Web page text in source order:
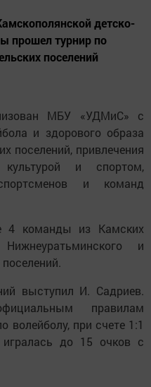
детско-
прошел турнир по
поселений
МБУ «УДМиС» с
и здорового образа
поселений, привлечения
и спортом,
и команд
4 команды из Камских
и
выступил И. Садриев.
правилам
при счете 1:1
до 15 очков с